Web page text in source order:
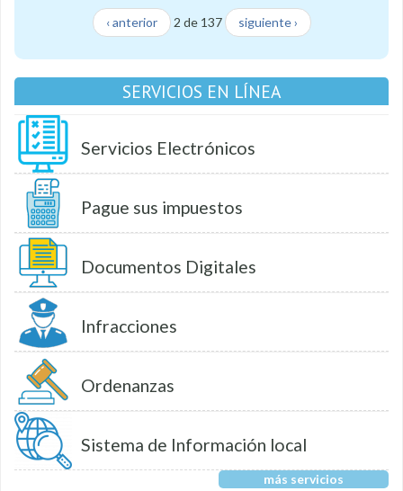
‹ anterior 2 de 137 siguiente ›
SERVICIOS EN LÍNEA
Servicios Electrónicos
Pague sus impuestos
Documentos Digitales
Infracciones
Ordenanzas
Sistema de Información local
más servicios